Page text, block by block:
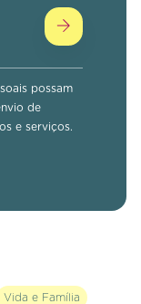
possam
de
e serviços.
Vida e Família